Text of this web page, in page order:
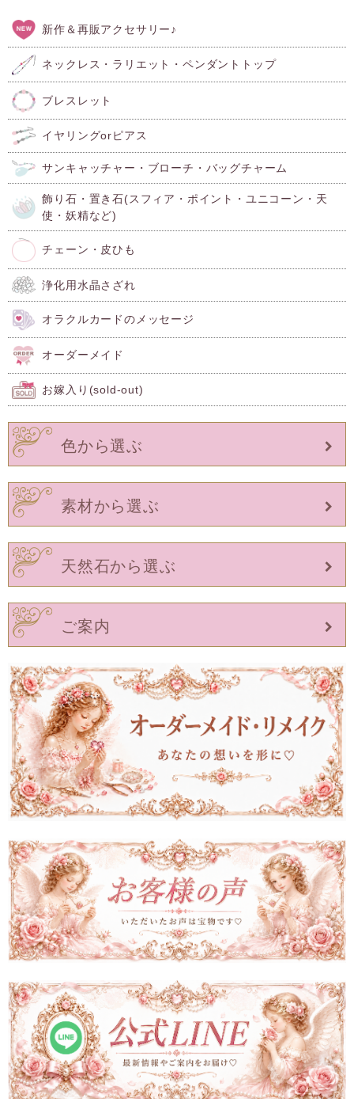
新作＆再販アクセサリー♪
ネックレス・ラリエット・ペンダントトップ
ブレスレット
イヤリングorピアス
サンキャッチャー・ブローチ・バッグチャーム
飾り石・置き石(スフィア・ポイント・ユニコーン・天
使・妖精など)
チェーン・皮ひも
浄化用水晶さざれ
オラクルカードのメッセージ
オーダーメイド
お嫁入り(sold-out)
色から選ぶ
素材から選ぶ
天然石から選ぶ
ご案内